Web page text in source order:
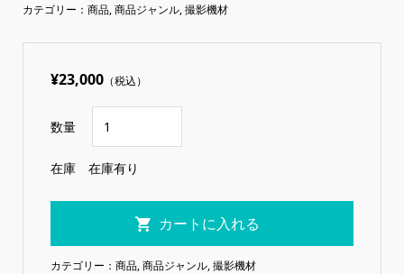
カテゴリー： 商品,商品ジャンル,撮影機材
¥23,000（税込）
数量
在庫 在庫有り
カテゴリー： 商品,商品ジャンル,撮影機材